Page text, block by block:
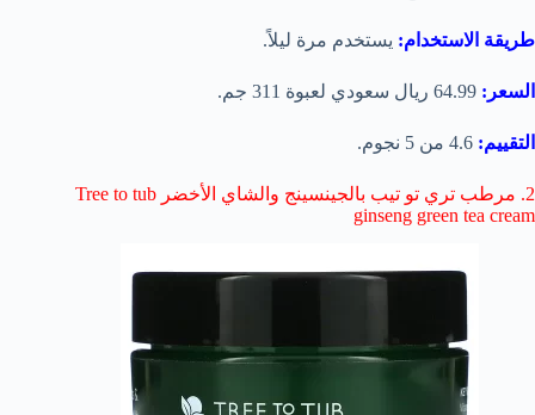
طريقة الاستخدام: يستخدم مرة ليلاً.
السعر:
التقييم:
2. مرطب تري تو تيب بالجينسينج والشاي الأخضر Tree to tub
ginseng green tea cream